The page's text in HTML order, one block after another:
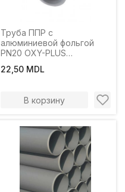
Труба ППР с
алюминиевой фольгой
PN20 OXY-PLUS
белый. MPN
22,50 MDL
В корзину